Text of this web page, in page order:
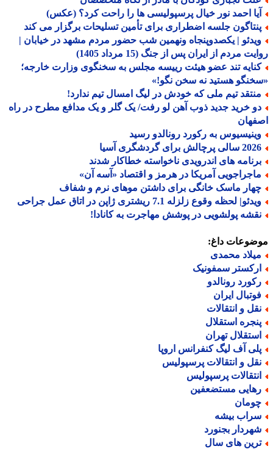
احمد نور خیال پرسپولیسی ها را راحت کرد؟ (عکس)
جلسه اضطراری برای تأمین تسلیحات برگزار می کند
| یکصدوپنجاه ونهمین شب حضور مردم مشهد در خیابان |
مردم از ایران پس از جنگ (15 مرداد 1405)
تند عضو هیئت رییسه مجلس به سخنگوی وزارت خارجه؛
هستید نه سخن نگو!»
تیم ملی که خودش در لیگ امسال تیم ندارد!
خرید جدید ذوب آهن لو رفت/ یک گلر و یک مدافع مطرح در راه
به رکورد رونالدو رسید
پرچالش برای گردشگری آسیا
های اندرویدی ناخواسته خطاکار شدند
آمریکا در هرمز و اقتصاد «آسه آن»
ماسک خانگی برای داشتن موهای نرم و شفاف
لحظه وقوع زلزله 7.1 ریشتری ژاپن در اتاق عمل جراحی
پولشویی در پوشش مهاجرت به کانادا!
داغ:
محمدی
سمفونیک
رونالدو
ایران
و انتقالات
استقلال
تهران
آف لیگ کنفرانس اروپا
و انتقالات پرسپولیس
پرسپولیس
مستضعفین
بیشه
بجنورد
های سال